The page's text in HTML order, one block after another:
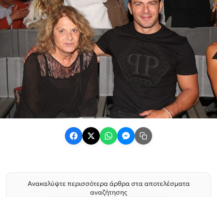
Ανακαλύψτε περισσότερα άρθρα στα αποτελέσματα
αναζήτησης